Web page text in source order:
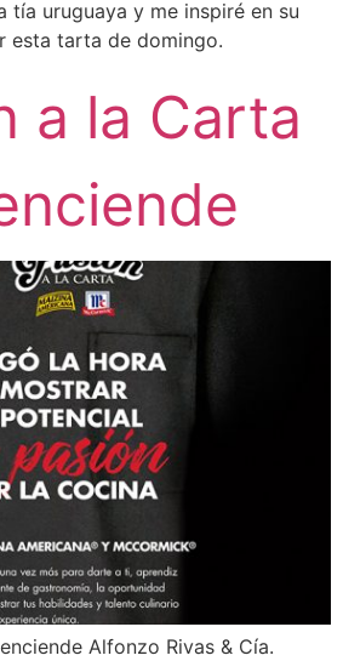
tía uruguaya y me inspiré en su
esta tarta de domingo.
a la Carta
Alfonzo Rivas & Cía.